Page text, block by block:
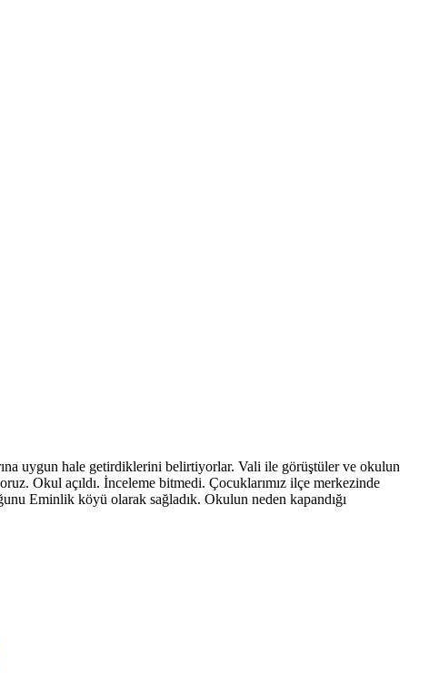
uygun hale getirdiklerini belirtiyorlar. Vali ile görüştüler ve okulun
Okul açıldı. İnceleme bitmedi. Çocuklarımız ilçe merkezinde
Eminlik köyü olarak sağladık. Okulun neden kapandığı